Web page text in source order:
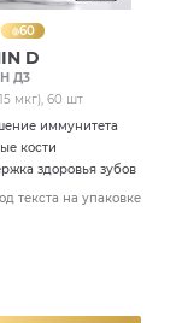
при
г.
Mack-
60
D
Д3
мкг), 60 шт
иммунитета
кости
здоровья зубов
текста на упаковке